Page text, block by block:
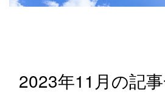
2023年11月の記